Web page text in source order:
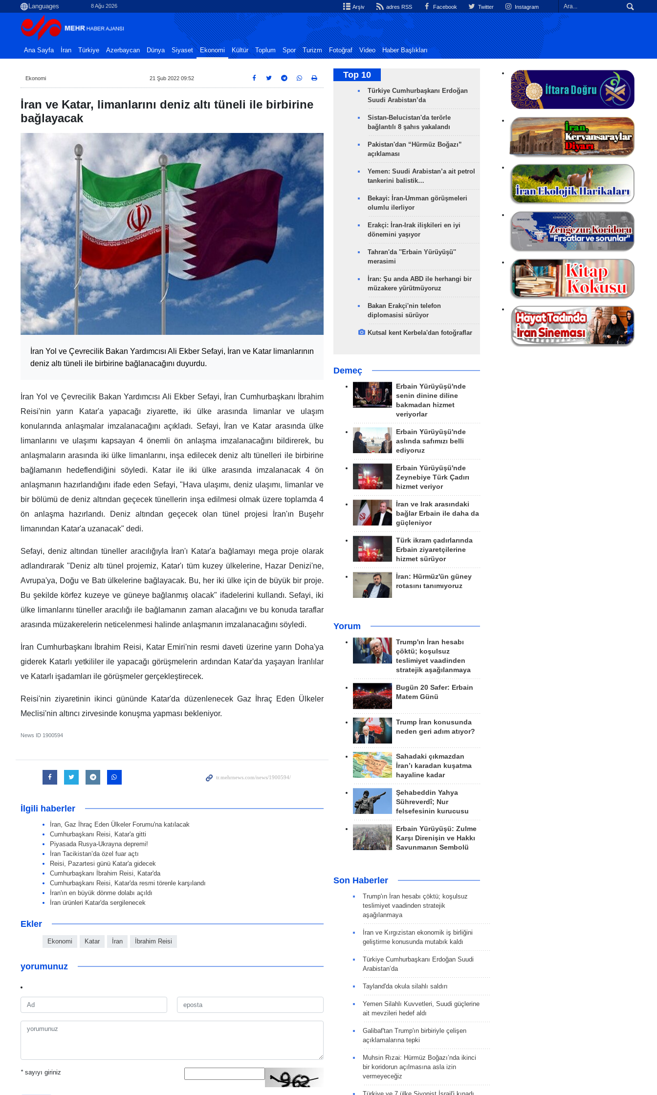
8 Ağu 2026 Arşiv adres RSS Facebook Twitter Instagram
Ana Sayfa İran Türkiye Azerbaycan Dünya Siyaset Ekonomi Kültür Toplum Spor Turizm Fotoğraf Video Haber Başlıkları
Ekonomi 21 Şub 2022 09:52
İran ve Katar, limanlarını deniz altı tüneli ile birbirine
bağlayacak
İran Yol ve Çevrecilik Bakan Yardımcısı Ali Ekber Sefayi, İran ve Katar limanlarının
deniz altı tüneli ile birbirine bağlanacağını duyurdu.
İran Yol ve Çevrecilik Bakan Yardımcısı Ali Ekber Sefayi, İran Cumhurbaşkanı İbrahim
Reisi'nin yarın Katar'a yapacağı ziyarette, iki ülke arasında limanlar ve ulaşım
konularında anlaşmalar imzalanacağını açıkladı. Sefayi, İran ve Katar arasında ülke
limanlarını ve ulaşımı kapsayan 4 önemli ön anlaşma imzalanacağını bildirerek, bu
anlaşmaların arasında iki ülke limanlarını, inşa edilecek deniz altı tünelleri ile birbirine
bağlamanın hedeflendiğini söyledi. Katar ile iki ülke arasında imzalanacak 4 ön
anlaşmanın hazırlandığını ifade eden Sefayi, "Hava ulaşımı, deniz ulaşımı, limanlar ve
bir bölümü de deniz altından geçecek tünellerin inşa edilmesi olmak üzere toplamda 4
ön anlaşma hazırlandı. Deniz altından geçecek olan tünel projesi İran'ın Buşehr
limanından Katar'a uzanacak" dedi.
Sefayi, deniz altından tüneller aracılığıyla İran'ı Katar'a bağlamayı mega proje olarak
adlandırarak "Deniz altı tünel projemiz, Katar'ı tüm kuzey ülkelerine, Hazar Denizi'ne,
Avrupa'ya, Doğu ve Batı ülkelerine bağlayacak. Bu, her iki ülke için de büyük bir proje.
Bu şekilde körfez kuzeye ve güneye bağlanmış olacak" ifadelerini kullandı. Sefayi, iki
ülke limanlarını tüneller aracılığı ile bağlamanın zaman alacağını ve bu konuda taraflar
arasında müzakerelerin neticelenmesi halinde anlaşmanın imzalanacağını söyledi.
İran Cumhurbaşkanı İbrahim Reisi, Katar Emiri'nin resmi daveti üzerine yarın Doha'ya
giderek Katarlı yetkililer ile yapacağı görüşmelerin ardından Katar'da yaşayan İranlılar
ve Katarlı işadamları ile görüşmeler gerçekleştirecek.
Reisi'nin ziyaretinin ikinci gününde Katar'da düzenlenecek Gaz İhraç Eden Ülkeler
Meclisi'nin altıncı zirvesinde konuşma yapması bekleniyor.
News ID 1900594
İlgili haberler
İran, Gaz İhraç Eden Ülkeler Forumu'na katılacak
Cumhurbaşkanı Reisi, Katar'a gitti
Piyasada Rusya-Ukrayna depremi!
İran Tacikistan’da özel fuar açtı
Reisi, Pazartesi günü Katar'a gidecek
Cumhurbaşkanı İbrahim Reisi, Katar'da
Cumhurbaşkanı Reisi, Katar'da resmi törenle karşılandı
İran'ın en büyük dönme dolabı açıldı
İran ürünleri Katar'da sergilenecek
Ekler
Ekonomi Katar İran İbrahim Reisi
yorumunuz
*sayıyı giriniz
Top 10
Türkiye Cumhurbaşkanı Erdoğan
Suudi Arabistan’da
Sistan-Belucistan'da terörle
bağlantılı 8 şahıs yakalandı
Pakistan'dan “Hürmüz Boğazı”
açıklaması
Yemen: Suudi Arabistan’a ait petrol
tankerini balistik…
Bekayi: İran-Umman görüşmeleri
olumlu ilerliyor
Erakçi: İran-Irak ilişkileri en iyi
dönemini yaşıyor
Tahran'da ''Erbain Yürüyüşü''
merasimi
İran: Şu anda ABD ile herhangi bir
müzakere yürütmüyoruz
Bakan Erakçi'nin telefon
diplomasisi sürüyor
Kutsal kent Kerbela'dan fotoğraflar
Demeç
Erbain Yürüyüşü'nde
senin dinine diline
bakmadan hizmet
veriyorlar
Erbain Yürüyüşü'nde
aslında safımızı belli
ediyoruz
Erbain Yürüyüşü'nde
Zeynebiye Türk Çadırı
hizmet veriyor
İran ve Irak arasındaki
bağlar Erbain ile daha da
güçleniyor
Türk ikram çadırlarında
Erbain ziyaretçilerine
hizmet sürüyor
İran: Hürmüz'ün güney
rotasını tanımıyoruz
Yorum
Trump'ın İran hesabı
çöktü; koşulsuz
teslimiyet vaadinden
stratejik aşağılanmaya
Bugün 20 Safer: Erbain
Matem Günü
Trump İran konusunda
neden geri adım atıyor?
Sahadaki çıkmazdan
İran’ı karadan kuşatma
hayaline kadar
Şehabeddin Yahya
Sühreverdî; Nur
felsefesinin kurucusu
Erbain Yürüyüşü: Zulme
Karşı Direnişin ve Hakkı
Savunmanın Sembolü
Son Haberler
Trump'ın İran hesabı çöktü; koşulsuz
teslimiyet vaadinden stratejik
aşağılanmaya
İran ve Kırgızistan ekonomik iş birliğini
geliştirme konusunda mutabık kaldı
Türkiye Cumhurbaşkanı Erdoğan Suudi
Arabistan’da
Tayland'da okula silahlı saldırı
Yemen Silahlı Kuvvetleri, Suudi güçlerine
ait mevzileri hedef aldı
Galibaf'tan Trump'ın birbiriyle çelişen
açıklamalarına tepki
Muhsin Rızai: Hürmüz Boğazı’nda ikinci
bir koridorun açılmasına asla izin
vermeyeceğiz